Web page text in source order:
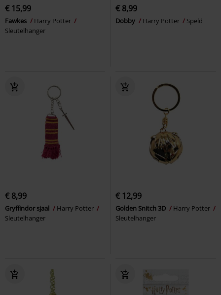
€ 15,99
Fawkes
Harry Potter
Sleutelhanger
€ 8,99
Dobby Harry Potter Speld
€ 8,99
Gryffindor sjaal
Harry Potter
Sleutelhanger
€ 12,99
Golden Snitch 3D
Harry Potter
Sleutelhanger